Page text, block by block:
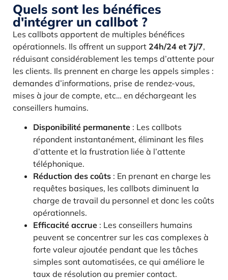
Quels sont les bénéfices
d'intégrer un callbot ?
Les callbots apportent de multiples bénéfices
opérationnels. Ils offrent un support 24h/24 et 7j/7,
réduisant considérablement les temps d’attente pour
les clients. Ils prennent en charge les appels simples :
demandes d’informations, prise de rendez-vous,
mises à jour de compte, etc… en déchargeant les
conseillers humains.
Disponibilité permanente : Les callbots
répondent instantanément, éliminant les files
d’attente et la frustration liée à l’attente
téléphonique.
Réduction des coûts : En prenant en charge les
requêtes basiques, les callbots diminuent la
charge de travail du personnel et donc les coûts
opérationnels.
Efficacité accrue : Les conseillers humains
peuvent se concentrer sur les cas complexes à
forte valeur ajoutée pendant que les tâches
simples sont automatisées, ce qui améliore le
taux de résolution au premier contact.